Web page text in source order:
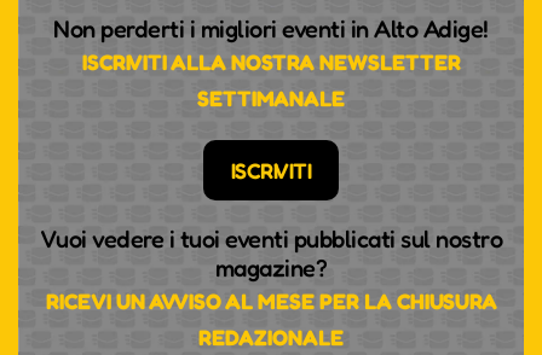
Non perderti i migliori eventi in Alto Adige!
ISCRIVITI ALLA NOSTRA NEWSLETTER
SETTIMANALE
ISCRIVITI
Vuoi vedere i tuoi eventi pubblicati sul nostro
magazine?
RICEVI UN AVVISO AL MESE PER LA CHIUSURA
REDAZIONALE